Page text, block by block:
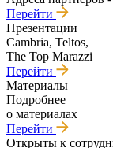
Перейти
Презентации
Cambria, Teltos,
The Top Marazzi
Перейти
Материалы
Подробнее
о материалах
Перейти
Открыты к